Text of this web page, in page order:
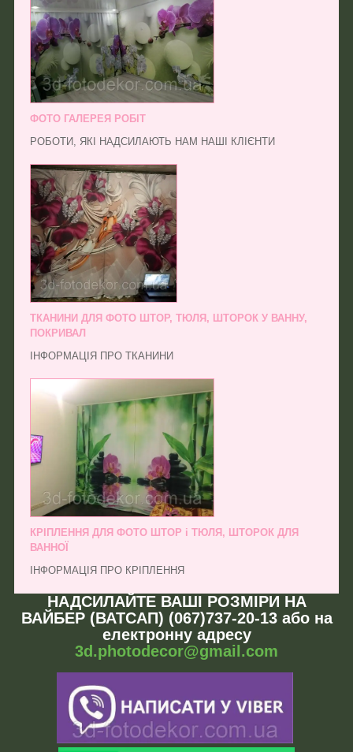
ФОТО ГАЛЕРЕЯ РОБІТ
РОБОТИ, ЯКІ НАДСИЛАЮТЬ НАМ НАШІ КЛІЄНТИ
ТКАНИНИ ДЛЯ ФОТО ШТОР, ТЮЛЯ, ШТОРОК У ВАННУ,
ПОКРИВАЛ
ІНФОРМАЦІЯ ПРО ТКАНИНИ
КРІПЛЕННЯ ДЛЯ ФОТО ШТОР і ТЮЛЯ, ШТОРОК ДЛЯ
ВАННОЇ
ІНФОРМАЦІЯ ПРО КРІПЛЕННЯ
НАДСИЛАЙТЕ ВАШІ РОЗМІРИ НА
ВАЙБЕР (ВАТСАП) (067)737-20-13 або на
електронну адресу
3d.photodecor@gmail.com